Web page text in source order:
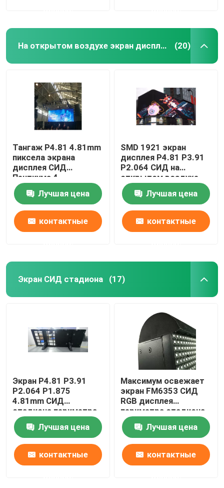
На открытом воздухе экран дисплея СИД (20)
Тангаж P4.81 4.81mm
пиксела экрана
дисплея СИД
Пентиума 4
коммерчески на
открытом воздухе
Лучшая цена
контактные
SMD 1921 экран
дисплея P4.81 P3.91
P2.064 СИД на
открытом воздухе
рекламы 2121 3D
Лучшая цена
контактные
Экран СИД стадиона (17)
Экран P4.81 P3.91
P2.064 P1.875
4.81mm СИД
стадиона периметра
1RGB
Лучшая цена
контактные
Максимум освежает
экран FM6353 СИД
RGB дисплея
периметра стадиона
красочный
Лучшая цена
контактные